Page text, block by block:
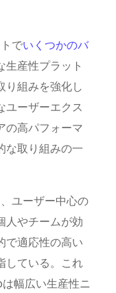
でいくつかのバ
生産性プラット
り組みを強化し
ユーザーエクス
の高パフォーマ
な取り組みの一
ユーザー中心の
人やチームが効
で適応性の高い
している。これ
幅広い生産性ニ